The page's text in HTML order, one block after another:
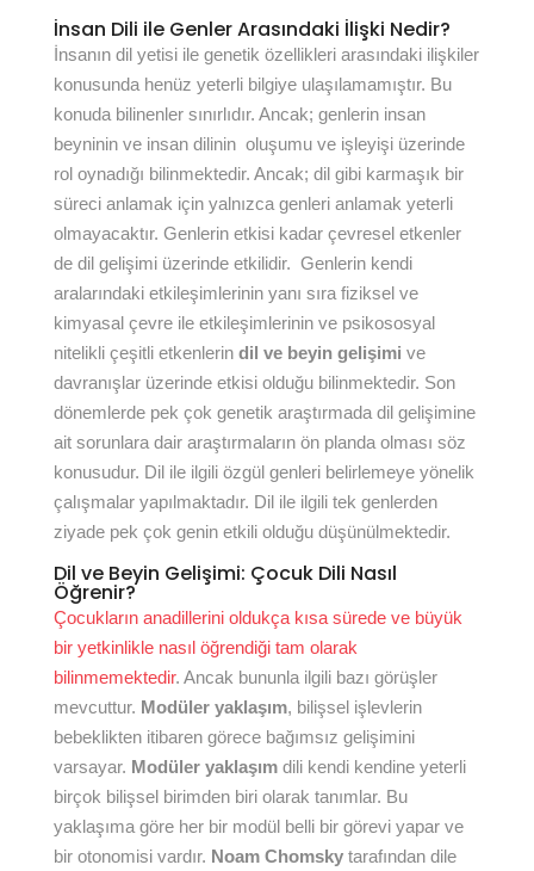
İnsan Dili ile Genler Arasındaki İlişki Nedir?
İnsanın dil yetisi ile genetik özellikleri arasındaki ilişkiler
konusunda henüz yeterli bilgiye ulaşılamamıştır. Bu
konuda bilinenler sınırlıdır. Ancak; genlerin insan
beyninin ve insan dilinin oluşumu ve işleyişi üzerinde
rol oynadığı bilinmektedir. Ancak; dil gibi karmaşık bir
süreci anlamak için yalnızca genleri anlamak yeterli
olmayacaktır. Genlerin etkisi kadar çevresel etkenler
de dil gelişimi üzerinde etkilidir. Genlerin kendi
aralarındaki etkileşimlerinin yanı sıra fiziksel ve
kimyasal çevre ile etkileşimlerinin ve psikososyal
nitelikli çeşitli etkenlerin dil ve beyin gelişimi ve
davranışlar üzerinde etkisi olduğu bilinmektedir. Son
dönemlerde pek çok genetik araştırmada dil gelişimine
ait sorunlara dair araştırmaların ön planda olması söz
konusudur. Dil ile ilgili özgül genleri belirlemeye yönelik
çalışmalar yapılmaktadır. Dil ile ilgili tek genlerden
ziyade pek çok genin etkili olduğu düşünülmektedir.
Dil ve Beyin Gelişimi: Çocuk Dili Nasıl
Öğrenir?
Çocukların anadillerini oldukça kısa sürede ve büyük
bir yetkinlikle nasıl öğrendiği tam olarak
bilinmemektedir. Ancak bununla ilgili bazı görüşler
mevcuttur. Modüler yaklaşım, bilişsel işlevlerin
bebeklikten itibaren görece bağımsız gelişimini
varsayar. Modüler yaklaşımdili kendi kendine yeterli
birçok bilişsel birimden biri olarak tanımlar. Bu
yaklaşıma göre her bir modül belli bir görevi yapar ve
bir otonomisi vardır. Noam Chomskytarafından dile